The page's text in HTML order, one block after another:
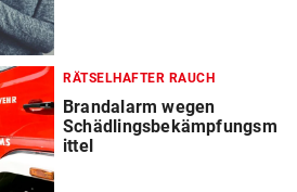
RÄTSELHAFTER RAUCH
Brandalarm wegen
Schädlingsbekämpfungsm
ittel